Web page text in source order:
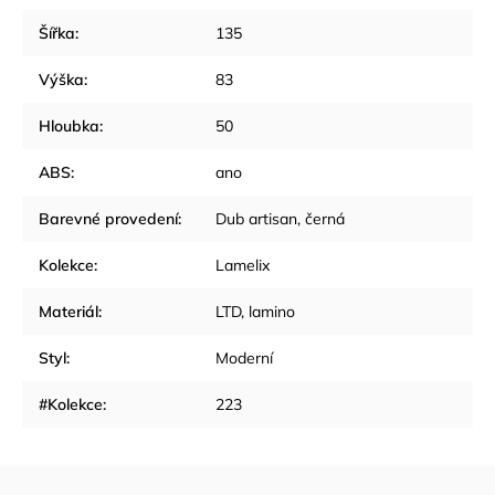
Šířka: 135
Výška: 83
Hloubka: 50
ABS: ano
Barevné provedení: Dub artisan, černá
Kolekce: Lamelix
Materiál: LTD, lamino
Styl: Moderní
#Kolekce: 223